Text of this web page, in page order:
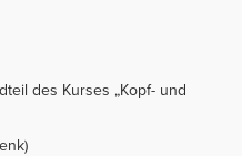
des Kurses „Kopf- und